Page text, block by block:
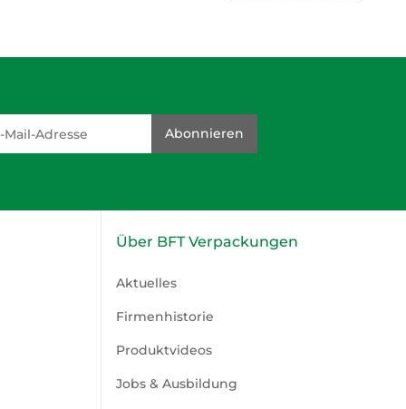
Abonnieren
Über BFT Verpackungen
Aktuelles
Firmenhistorie
Produktvideos
Jobs & Ausbildung